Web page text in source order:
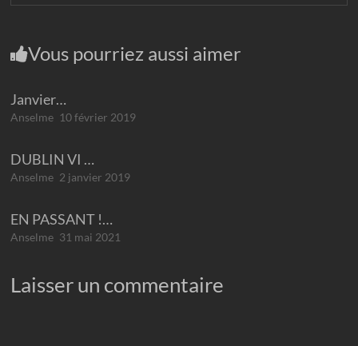
Vous pourriez aussi aimer
Janvier…
Anselme 10 février 2019
DUBLIN VI …
Anselme 2 janvier 2019
EN PASSANT !…
Anselme 31 mai 2021
Laisser un commentaire